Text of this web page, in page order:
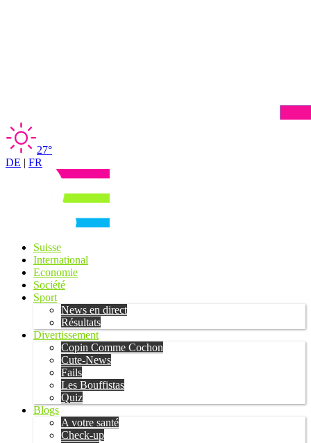
27°
DE | FR
Suisse
International
Economie
Société
Sport
News en direct
Résultats
Divertissement
Copin Comme Cochon
Cute-News
Fails
Les Bouffistas
Quiz
Blogs
A votre santé
Check-up